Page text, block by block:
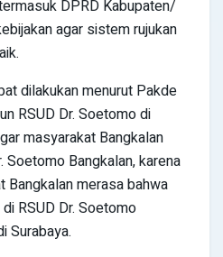
DPRD Kabupaten/
agar sistem rujukan
dilakukan menurut Pakde
RSUD Dr. Soetomo di
masyarakat Bangkalan
Soetomo Bangkalan, karena
Bangkalan merasa bahwa
RSUD Dr. Soetomo
Surabaya.